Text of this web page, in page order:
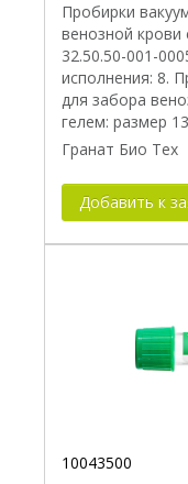
Пробирки
венозной
32.50.50-001-
исполнения: 8.
для забора
гелем: размер
Гранат Био Тех
Добавить к
10043500